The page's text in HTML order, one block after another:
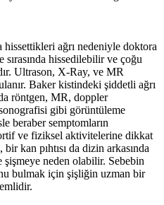
hissettikleri ağrı nedeniyle doktora
hissedilebilir ve çoğu
Ultrason, X-Ray, ve MR
Baker kistindeki şiddetli ağrı
röntgen, MR, doppler
gibi görüntüleme
beraber semptomların
ve fiziksel aktivitelerine dikkat
kan pıhtısı da dizin arkasında
şişmeye neden olabilir. Sebebin
bulmak için şişliğin uzman bir